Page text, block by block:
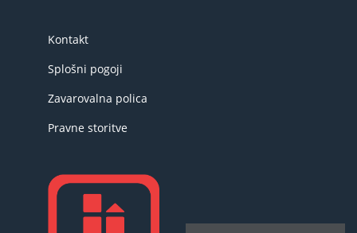
Kontakt
Splošni pogoji
Zavarovalna polica
Pravne storitve